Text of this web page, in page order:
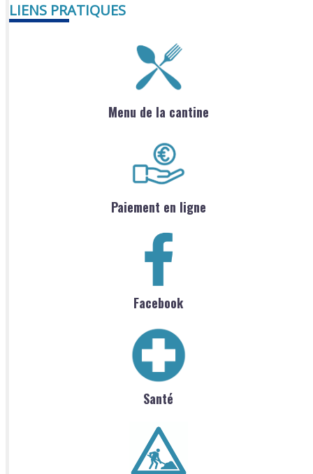
LIENS PRATIQUES
Menu de la cantine
Paiement en ligne
Facebook
Santé